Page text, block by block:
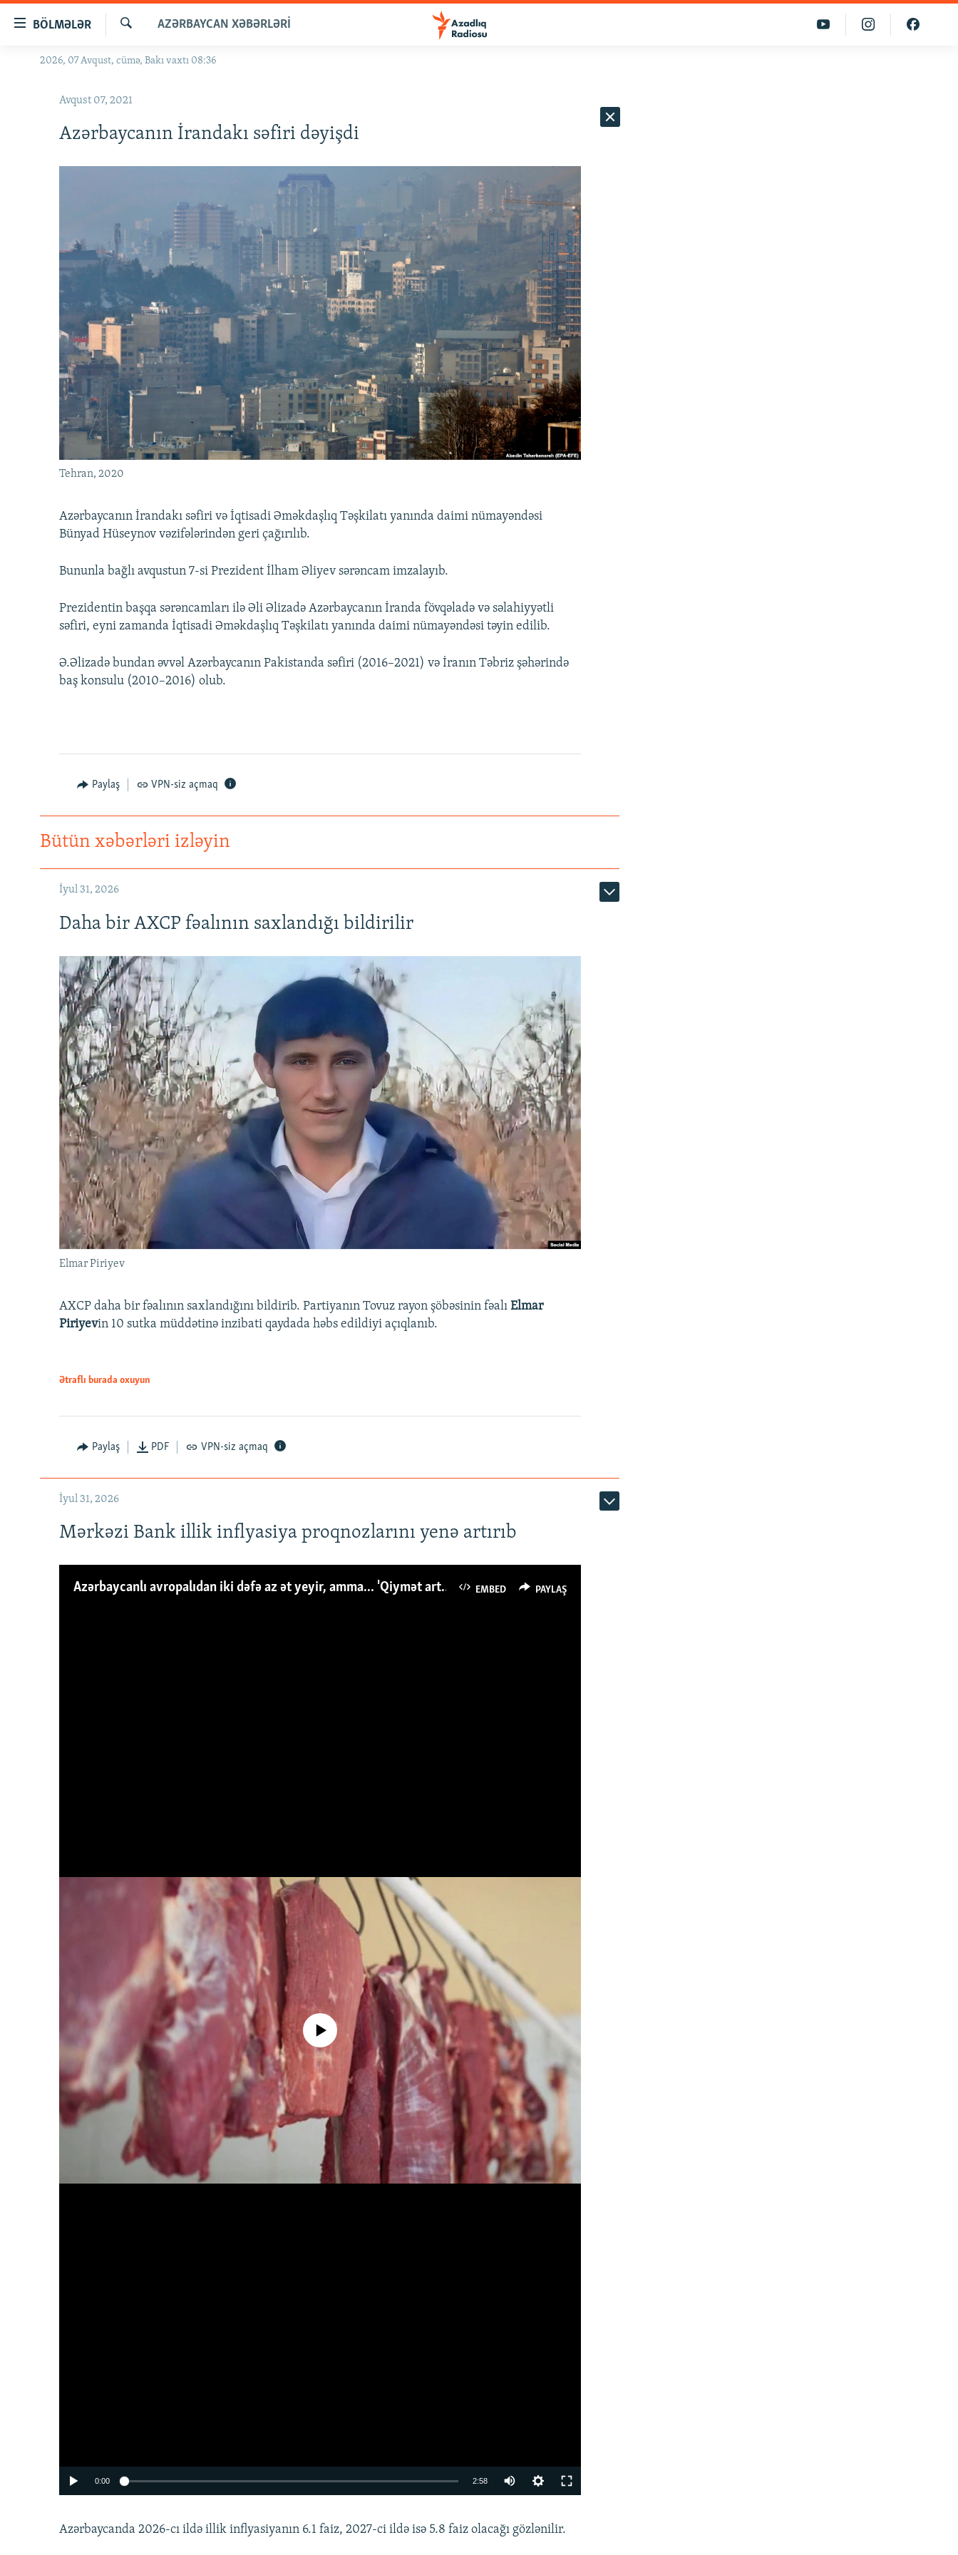
naviqasiyaya
BÖLMƏLƏR
GÜNDƏM
#ƏSLINDƏ
FƏRQƏ BAX
MULTIMEDIA
FOTOQALEREYA
İNFOQRAFIKA
KARIKATURA
RADIO ARXIV
OXU ZALI
AZƏRBAYCAN ƏDƏBIYYATI KITABXANASI
İSLAM VƏ DEMOKRATIYA
İZ - MƏDƏNIYYƏT PROQRAMI
HAQQIMIZDA
MISSIYAMIZ
PEŞƏ ETIKASI VƏ JURNALISTIKA
STANDARTLARIMIZ
MATERIALLARIMIZDAN ISTIFADƏ
AZADLIQRADIOSU MOBIL TELEFONUNUZDA
BIZIMLƏ ƏLAQƏ
Axtar
AZƏRBAYCAN XƏBƏRLƏRI
2026, 07 Avqust, cümə, Bakı vaxtı 08:36
Avqust 07, 2021
Azərbaycanın İrandakı səfiri dəyişdi
Tehran, 2020
Azərbaycanın İrandakı səfiri və İqtisadi Əməkdaşlıq Təşkilatı yanında daimi nümayəndəsi
Bünyad Hüseynov vəzifələrindən geri çağırılıb.
Bununla bağlı avqustun 7-si Prezident İlham Əliyev sərəncam imzalayıb.
Prezidentin başqa sərəncamları ilə Əli Əlizadə Azərbaycanın İranda fövqəladə və səlahiyyətli
səfiri, eyni zamanda İqtisadi Əməkdaşlıq Təşkilatı yanında daimi nümayəndəsi təyin edilib.
Ə.Əlizadə bundan əvvəl Azərbaycanın Pakistanda səfiri (2016–2021) və İranın Təbriz şəhərində
baş konsulu (2010–2016) olub.
Paylaş VPN-siz açmaq
Bütün xəbərləri izləyin
İyul 31, 2026
Daha bir AXCP fəalının saxlandığı bildirilir
Elmar Piriyev
AXCP daha bir fəalının saxlandığını bildirib. Partiyanın Tovuz rayon şöbəsinin fəalı Elmar
Piriyevin 10 sutka müddətinə inzibati qaydada həbs edildiyi açıqlanıb.
Ətraflı burada oxuyun
Paylaş PDF VPN-siz açmaq
İyul 31, 2026
Mərkəzi Bank illik inflyasiya proqnozlarını yenə artırıb
EMBED PAYLAŞ
Azərbaycanlı avropalıdan iki dəfə az ət yeyir, amma... 'Qiymət artımı qaçılmazdır'
EMBED PAYLAŞ
No media source currently available
0:00 2:58
360p
Azərbaycanda 2026-cı ildə illik inflyasiyanın 6.1 faiz, 2027-ci ildə isə 5.8 faiz olacağı gözlənilir.